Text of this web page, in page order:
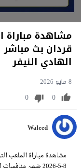
مشاهدة مباراة
الهادي النيفر
8 مايو 2026
0
0
Waleed
مشاهدة مباراة الملعب